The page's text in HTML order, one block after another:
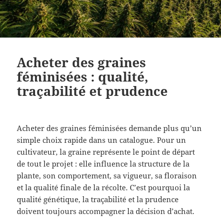
Acheter des graines
féminisées : qualité,
traçabilité et prudence
Acheter des graines féminisées demande plus qu’un
simple choix rapide dans un catalogue. Pour un
cultivateur, la graine représente le point de départ
de tout le projet : elle influence la structure de la
plante, son comportement, sa vigueur, sa floraison
et la qualité finale de la récolte. C’est pourquoi la
qualité génétique, la traçabilité et la prudence
doivent toujours accompagner la décision d’achat.